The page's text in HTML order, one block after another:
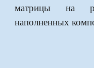
матрицы на
наполненных